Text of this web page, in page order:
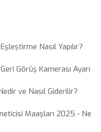
Nasıl Yapılır?
Görüş Kamerası Ayarı
ve Nasıl Giderilir?
Maaşları 2025 - Ne